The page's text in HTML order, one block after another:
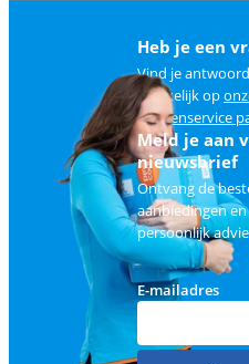
Heb je een
Vind je
makkelijk op
klantenservice
Meld je aan
nieuwsbrief
Ontvang de
aanbiedingen en
persoonlijk
E-mailadres